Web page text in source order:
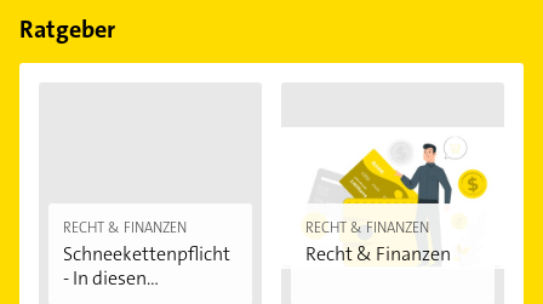
Ratgeber
RECHT & FINANZEN
Schneekettenpflicht
- In diesen...
RECHT & FINANZEN
Recht & Finanzen